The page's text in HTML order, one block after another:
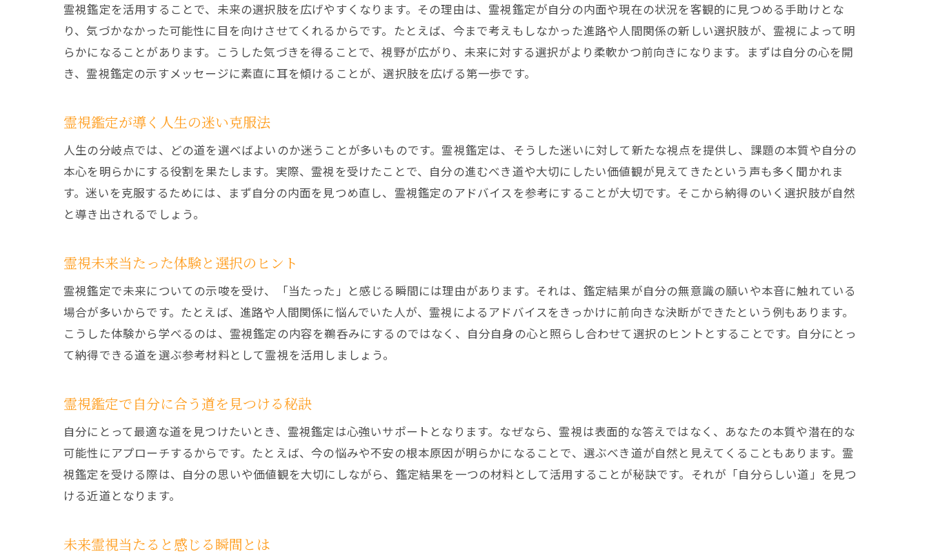
霊視鑑定が人生に与える前向きな影響
霊視これからの人生占いで得る気づき
霊視鑑定で変わり目を乗り越える実践術
未来予知占い無料と霊視鑑定の違い
霊視鑑定で未来を感じ取る方法とは
自分らしい未来を霊視鑑定で見つけるコツ
霊視鑑定を通じて自分らしさを発見する
2人の未来霊視で愛の行方を見つける方法
霊視鑑定で理想の未来像を描くポイント
霊視鑑定で自分だけの未来設計を考える
霊視鑑定で人生の変わり目を乗り越える
霊視鑑定で人生の転機を前向きに捉える
霊視鑑定を活用することで、未来の選択肢を広げやすくなります。その理由は、霊視鑑定が自分の内面や現在の状況を客観的に見つめる手助けとな
り、気づかなかった可能性に目を向けさせてくれるからです。たとえば、今まで考えもしなかった進路や人間関係の新しい選択肢が、霊視によって明
らかになることがあります。こうした気づきを得ることで、視野が広がり、未来に対する選択がより柔軟かつ前向きになります。まずは自分の心を開
き、霊視鑑定の示すメッセージに素直に耳を傾けることが、選択肢を広げる第一歩です。
霊視鑑定が導く人生の迷い克服法
人生の分岐点では、どの道を選べばよいのか迷うことが多いものです。霊視鑑定は、そうした迷いに対して新たな視点を提供し、課題の本質や自分の
本心を明らかにする役割を果たします。実際、霊視を受けたことで、自分の進むべき道や大切にしたい価値観が見えてきたという声も多く聞かれま
す。迷いを克服するためには、まず自分の内面を見つめ直し、霊視鑑定のアドバイスを参考にすることが大切です。そこから納得のいく選択肢が自然
と導き出されるでしょう。
霊視未来当たった体験と選択のヒント
霊視鑑定で未来についての示唆を受け、「当たった」と感じる瞬間には理由があります。それは、鑑定結果が自分の無意識の願いや本音に触れている
場合が多いからです。たとえば、進路や人間関係に悩んでいた人が、霊視によるアドバイスをきっかけに前向きな決断ができたという例もあります。
こうした体験から学べるのは、霊視鑑定の内容を鵜呑みにするのではなく、自分自身の心と照らし合わせて選択のヒントとすることです。自分にとっ
て納得できる道を選ぶ参考材料として霊視を活用しましょう。
霊視鑑定で自分に合う道を見つける秘訣
自分にとって最適な道を見つけたいとき、霊視鑑定は心強いサポートとなります。なぜなら、霊視は表面的な答えではなく、あなたの本質や潜在的な
可能性にアプローチするからです。たとえば、今の悩みや不安の根本原因が明らかになることで、選ぶべき道が自然と見えてくることもあります。霊
視鑑定を受ける際は、自分の思いや価値観を大切にしながら、鑑定結果を一つの材料として活用することが秘訣です。それが「自分らしい道」を見つ
ける近道となります。
未来霊視当たると感じる瞬間とは